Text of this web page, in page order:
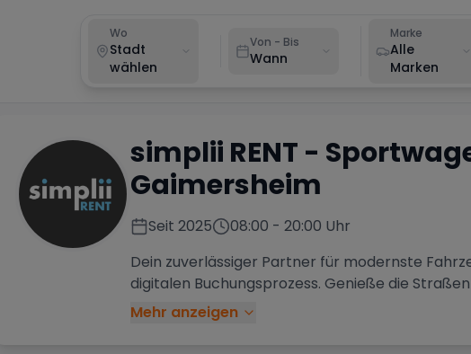
Wo
Stadt
wählen
Von - Bis
Wann
Marke
Alle
Marken
simplii RENT -
Gaimersheim
Seit 2025 08:00 - 20:00 Uhr
Dein zuverlässiger Partner für modernste
digitalen Buchungsprozess. Genieße die
Mehr anzeigen